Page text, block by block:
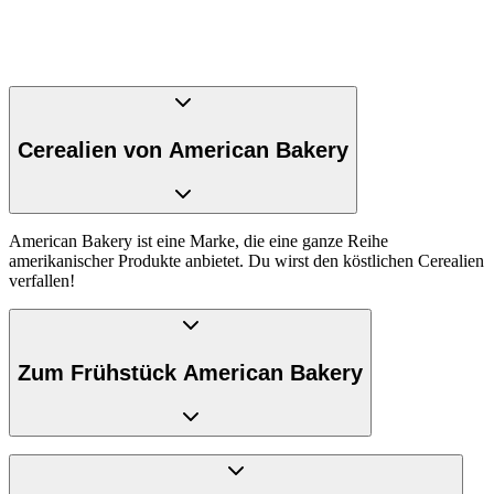
Cerealien von American Bakery
American Bakery ist eine Marke, die eine ganze Reihe
amerikanischer Produkte anbietet. Du wirst den köstlichen Cerealien
verfallen!
Zum Frühstück American Bakery
Du willst Amerika auf deinem Frühstückstisch? Dann probiere doch